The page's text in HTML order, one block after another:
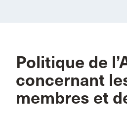
Politique de
concernant
membres et